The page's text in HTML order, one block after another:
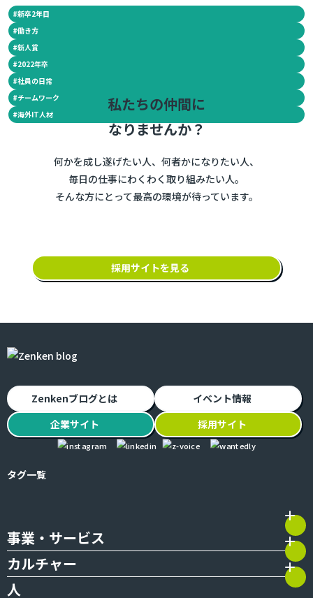
日常～
#新卒2年目
#働き方
#新人賞
#2022年卒
#社員の日常
#チームワーク
#海外IT人材
私たちの仲間に
なりませんか？
何かを成し遂げたい人、何者かになりたい人、
毎日の仕事にわくわく取り組みたい人。
そんな方にとって最高の環境が待っています。
採用サイトを見る
Zenkenブログとは
イベント情報
企業サイト 採用サイト
タグ一覧
事業・サービス
カルチャー
人